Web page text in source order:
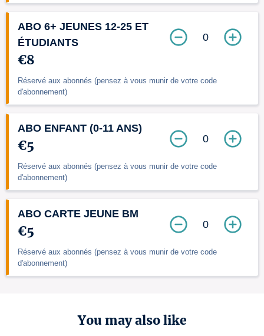
ABO 6+ JEUNES 12-25 ET
ÉTUDIANTS
€8
Réservé aux abonnés (pensez à vous munir de votre code
d'abonnement)
0
ABO ENFANT (0-11 ANS)
€5
Réservé aux abonnés (pensez à vous munir de votre code
d'abonnement)
0
ABO CARTE JEUNE BM
€5
Réservé aux abonnés (pensez à vous munir de votre code
d'abonnement)
0
You may also like